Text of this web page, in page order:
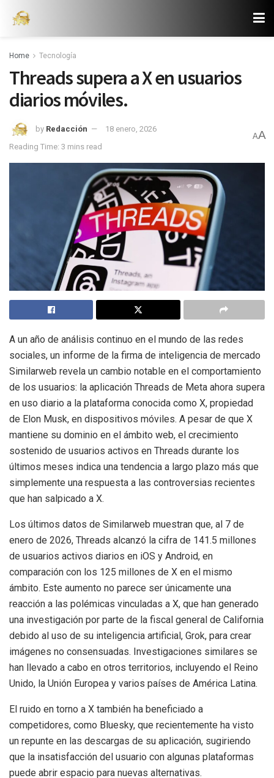
Home Tecnología
Threads supera a X en usuarios
diarios móviles.
by Redacción
18 enero, 2026
Reading Time: 3 mins read
AA
A un año de análisis continuo en el mundo de las redes
sociales, un informe de la firma de inteligencia de mercado
Similarweb revela un cambio notable en el comportamiento
de los usuarios: la aplicación Threads de Meta ahora supera
en uso diario a la plataforma conocida como X, propiedad
de Elon Musk, en dispositivos móviles. A pesar de que X
mantiene su dominio en el ámbito web, el crecimiento
sostenido de usuarios activos en Threads durante los
últimos meses indica una tendencia a largo plazo más que
simplemente una respuesta a las controversias recientes
que han salpicado a X.
Los últimos datos de Similarweb muestran que, al 7 de
enero de 2026, Threads alcanzó la cifra de 141.5 millones
de usuarios activos diarios en iOS y Android, en
comparación con los 125 millones de X en el mismo
ámbito. Este aumento no parece ser únicamente una
reacción a las polémicas vinculadas a X, que han generado
una investigación por parte de la fiscal general de California
debido al uso de su inteligencia artificial, Grok, para crear
imágenes no consensuadas. Investigaciones similares se
han llevado a cabo en otros territorios, incluyendo el Reino
Unido, la Unión Europea y varios países de América Latina.
El ruido en torno a X también ha beneficiado a
competidores, como Bluesky, que recientemente ha visto
un repunte en las descargas de su aplicación, sugiriendo
que la insatisfacción del usuario con algunas plataformas
puede abrir espacio para nuevas alternativas.